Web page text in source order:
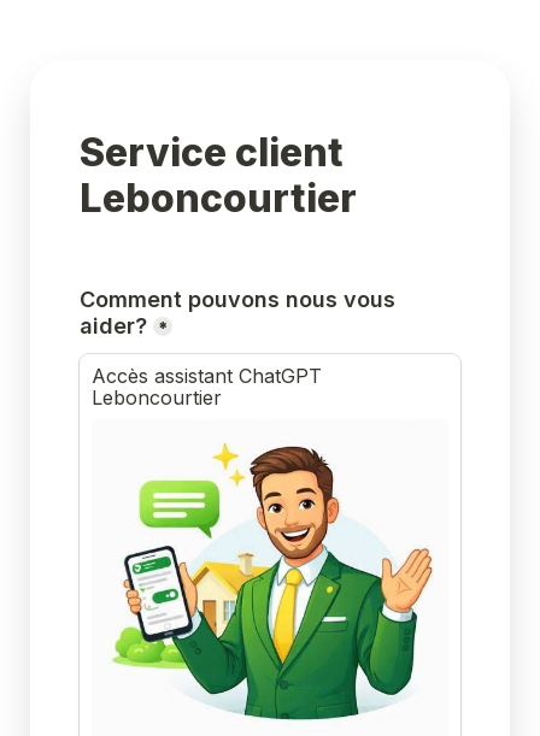
Service client
Leboncourtier
Comment pouvons nous vous
aider? *
Accès assistant ChatGPT
Leboncourtier